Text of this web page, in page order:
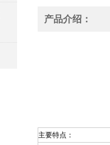
产品介绍：
主要特点：